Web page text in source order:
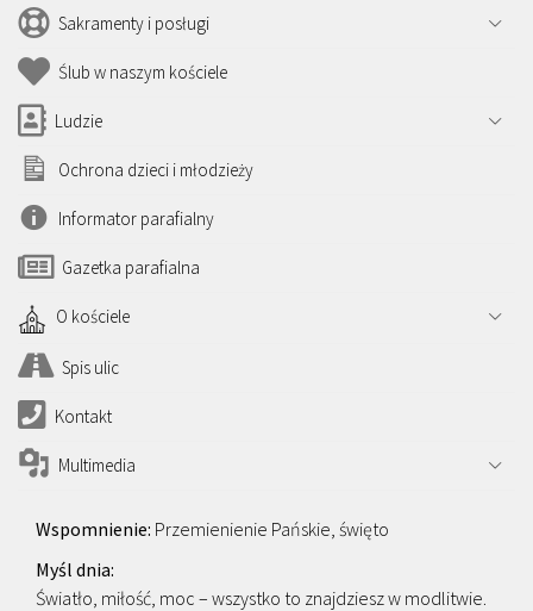
Sakramenty i posługi
Ślub w naszym kościele
Ludzie
Ochrona dzieci i młodzieży
Informator parafialny
Gazetka parafialna
O kościele
Spis ulic
Kontakt
Multimedia
Przemienienie Pańskie, święto
Światło, miłość, moc – wszystko to znajdziesz w modlitwie.